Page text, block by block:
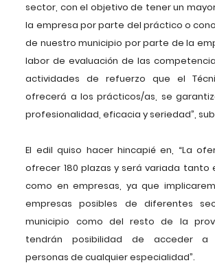
sector, con el objetivo de tener un
la empresa por parte del práctico o
de nuestro municipio por parte de la
labor de evaluación de las
actividades de refuerzo que el
ofrecerá a los prácticos/as, se
profesionalidad, eficacia y seriedad”,
El edil quiso hacer hincapié en, “La
ofrecer 180 plazas y será variada tanto
como en empresas, ya que
empresas posibles de diferentes
municipio como del resto de la
tendrán posibilidad de acceder a
personas de cualquier especialidad”.